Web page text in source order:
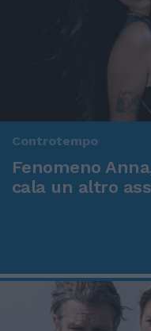
Controtempo
Fenomeno
cala un altro